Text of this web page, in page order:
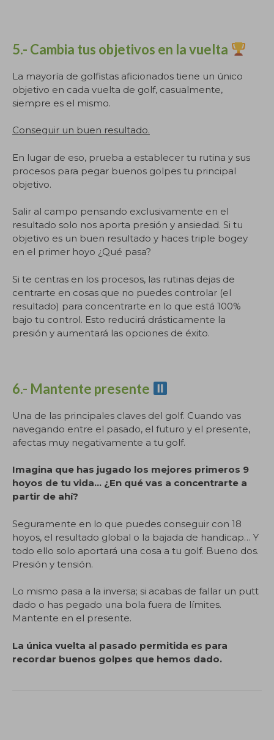
5.- Cambia tus objetivos en la vuelta
La mayoría de golfistas aficionados tiene un único
objetivo en cada vuelta de golf, casualmente,
siempre es el mismo.
Conseguir un buen resultado.
En lugar de eso, prueba a establecer tu rutina y sus
procesos para pegar buenos golpes tu principal
objetivo.
Salir al campo pensando exclusivamente en el
resultado solo nos aporta presión y ansiedad. Si tu
objetivo es un buen resultado y haces triple bogey
en el primer hoyo ¿Qué pasa?
Si te centras en los procesos, las rutinas dejas de
centrarte en cosas que no puedes controlar (el
resultado) para concentrarte en lo que está 100%
bajo tu control. Esto reducirá drásticamente la
presión y aumentará las opciones de éxito.
6.- Mantente presente
Una de las principales claves del golf. Cuando vas
navegando entre el pasado, el futuro y el presente,
afectas muy negativamente a tu golf.
Imagina que has jugado los mejores primeros 9
hoyos de tu vida… ¿En qué vas a concentrarte a
partir de ahí?
Seguramente en lo que puedes conseguir con 18
hoyos, el resultado global o la bajada de handicap… Y
todo ello solo aportará una cosa a tu golf. Bueno dos.
Presión y tensión.
Lo mismo pasa a la inversa; si acabas de fallar un putt
dado o has pegado una bola fuera de límites.
Mantente en el presente.
La única vuelta al pasado permitida es para
recordar buenos golpes que hemos dado.